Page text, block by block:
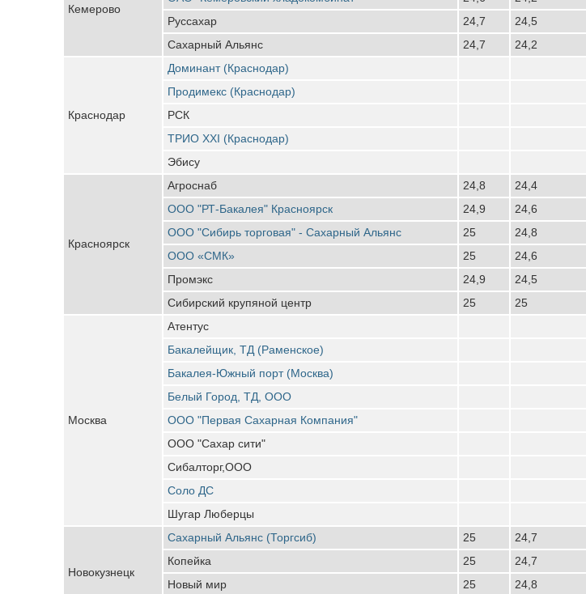
Кемерово
Руссахар
24,7
24,5
Сахарный Альянс
24,7 24,2
Краснодар
Доминант (Краснодар)
Продимекс (Краснодар)
РСК
ТРИО XXI (Краснодар)
Эбису
Красноярск
Агроснаб 24,8
24,4
ООО "РТ-Бакалея" Красноярск
24,9
24,6
ООО "Сибирь торговая" - Сахарный Альянс
25
24,8
ООО «СМК»
25
24,6
Промэкс
24,9
24,5
Сибирский крупяной центр
25 25
Москва
Атентус
Бакалейщик, ТД (Раменское)
Бакалея-Южный порт (Москва)
Белый Город, ТД, ООО
ООО "Первая Сахарная Компания"
ООО "Сахар сити"
Сибалторг,ООО
Соло ДС
Шугар Люберцы
Новокузнецк
Сахарный Альянс (Торгсиб) 25
24,7
Копейка
25
24,7
Новый мир
25
24,8